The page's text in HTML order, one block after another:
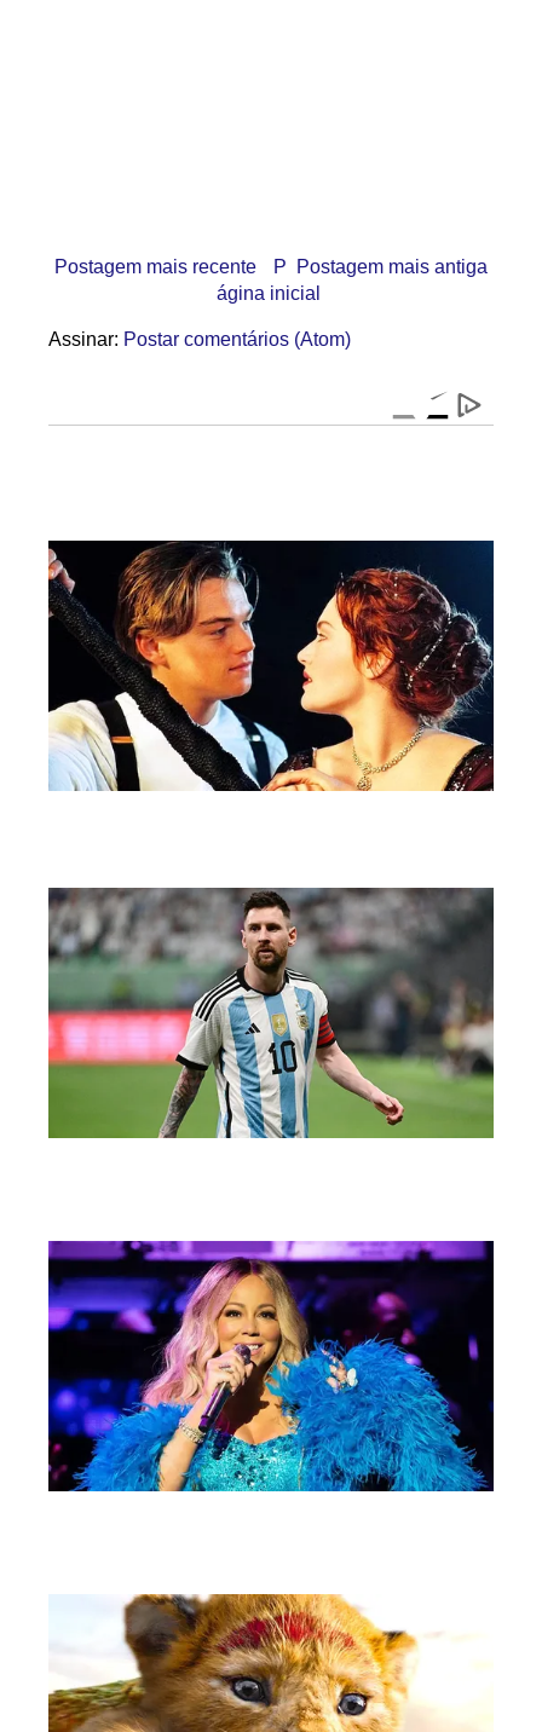
Postagem mais recente Postagem mais antiga
P
ágina inicial
Assinar: Postar comentários (Atom)